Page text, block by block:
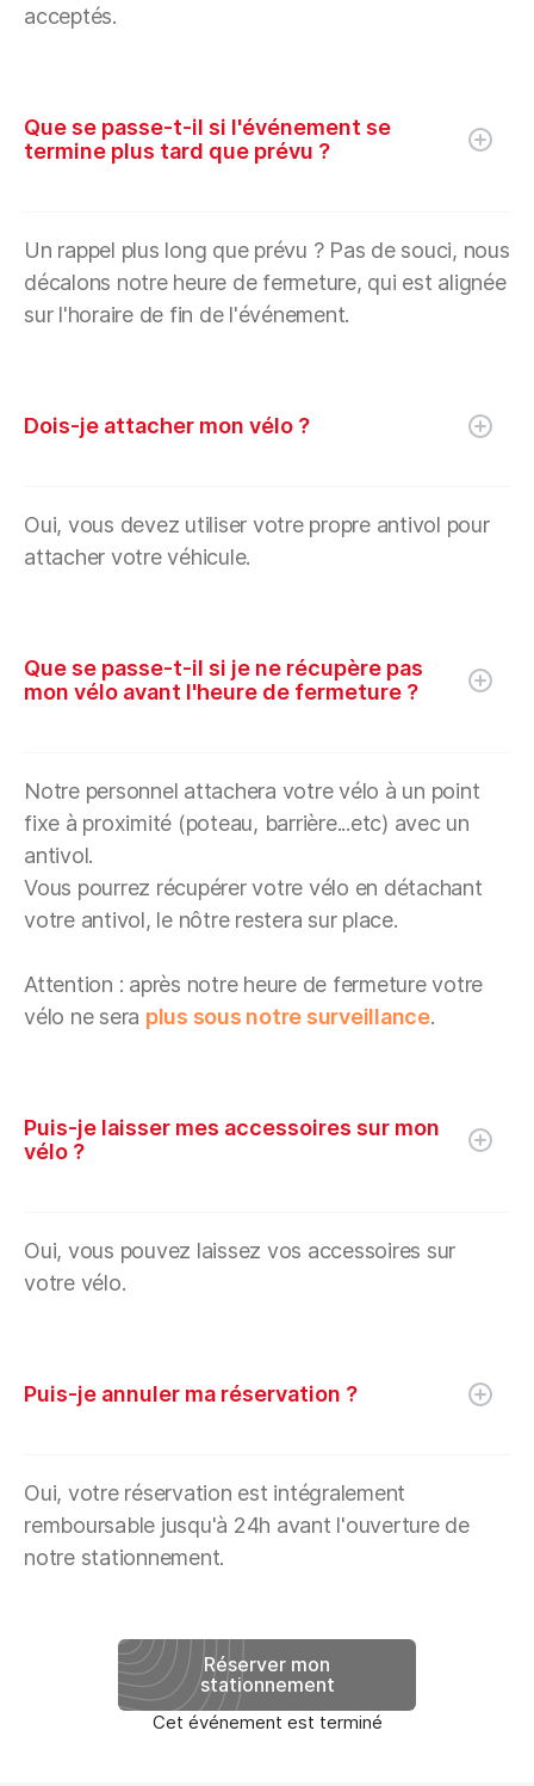
acceptés.
Que se passe-t-il si l'événement se
termine plus tard que prévu ?
Un rappel plus long que prévu ? Pas de souci, nous
décalons notre heure de fermeture, qui est alignée
sur l'horaire de fin de l'événement.
Dois-je attacher mon vélo ?
Oui, vous devez utiliser votre propre antivol pour
attacher votre véhicule.
Que se passe-t-il si je ne récupère pas
mon vélo avant l'heure de fermeture ?
Notre personnel attachera votre vélo à un point
fixe à proximité (poteau, barrière...etc) avec un
antivol.
Vous pourrez récupérer votre vélo en détachant
votre antivol, le nôtre restera sur place.
Attention : après notre heure de fermeture votre
vélo ne sera plus sous notre surveillance.
Puis-je laisser mes accessoires sur mon
vélo ?
Oui, vous pouvez laissez vos accessoires sur
votre vélo.
Puis-je annuler ma réservation ?
Oui, votre réservation est intégralement
remboursable jusqu'à 24h avant l'ouverture de
notre stationnement.
Réserver mon
stationnement
Cet événement est terminé